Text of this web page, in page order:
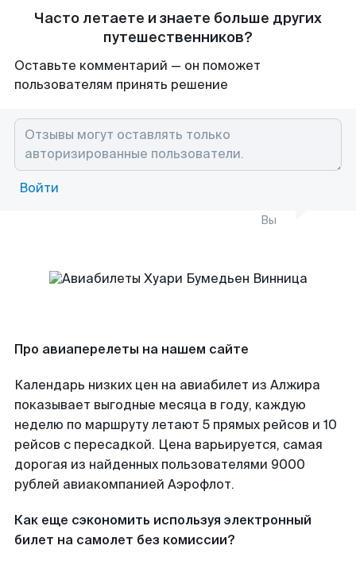
Часто летаете и знаете больше других
путешественников?
Оставьте комментарий — он поможет
пользователям принять решение
Войти
Вы
Про авиаперелеты на нашем сайте
Календарь низких цен на авиабилет из Алжира
показывает выгодные месяца в году, каждую
неделю по маршруту летают 5 прямых рейсов и 10
рейсов с пересадкой. Цена варьируется, самая
дорогая из найденных пользователями 9000
рублей авиакомпанией Аэрофлот.
Как еще сэкономить используя электронный
билет на самолет без комиссии?